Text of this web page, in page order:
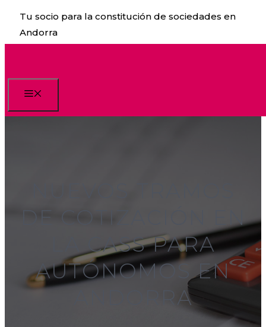
Saltar
contenido
Tu socio para la constitución de sociedades en
Andorra
DE COTIZACIÓN EN
LA CASS PARA
AUTÓNOMOS EN
ANDORRA